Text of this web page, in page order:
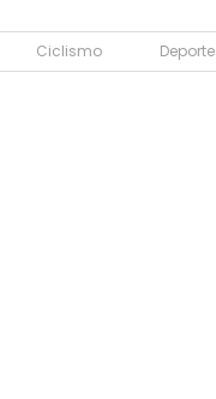
Ciclismo